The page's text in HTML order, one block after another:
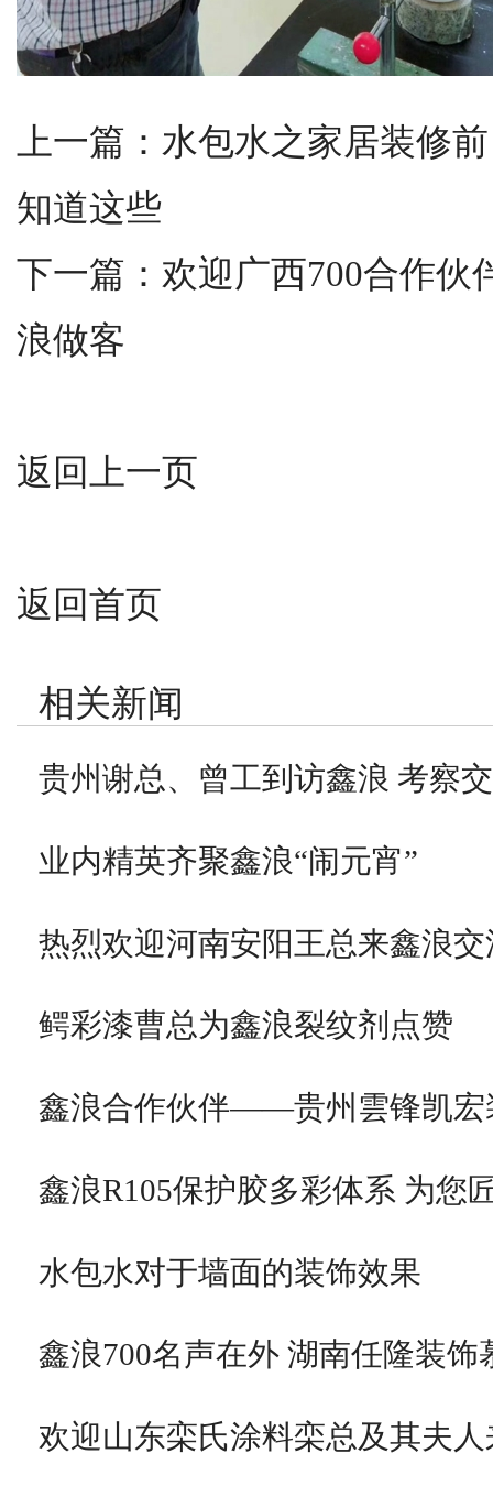
上一篇： 水包水之家居装修
知道这些
下一篇： 欢迎广西700合作
浪做客
返回上一页
返回首页
相关新闻
贵州谢总、曾工到访鑫浪 考察
业内精英齐聚鑫浪“闹元宵”
热烈欢迎河南安阳王总来鑫浪
鳄彩漆曹总为鑫浪裂纹剂点赞
鑫浪合作伙伴——贵州雲锋凯
鑫浪R105保护胶多彩体系 为您
水包水对于墙面的装饰效果
鑫浪700名声在外 湖南任隆装
欢迎山东栾氏涂料栾总及其夫